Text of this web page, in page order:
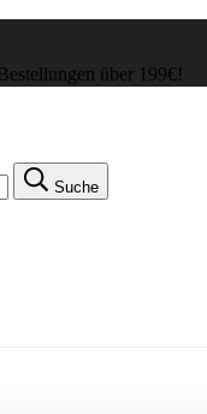
über 199€!
Suche